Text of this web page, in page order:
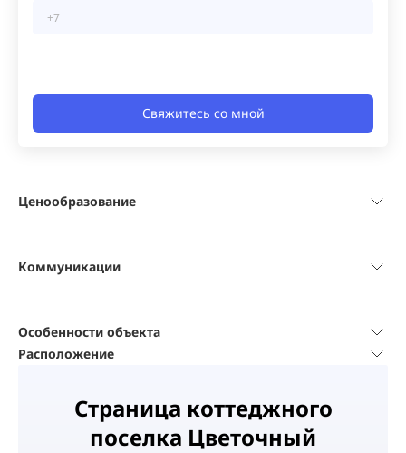
Ценообразование
Коммуникации
Особенности объекта
Свяжитесь со мной
Расположение
Страница коттеджного
поселка Цветочный